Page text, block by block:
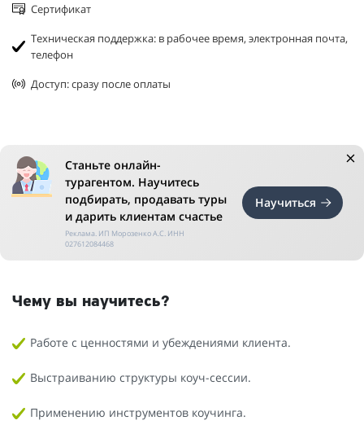
Сертификат
Техническая поддержка: в рабочее время, электронная почта,
телефон
Доступ: сразу после оплаты
Станьте онлайн-
турагентом. Научитесь
подбирать, продавать туры
и дарить клиентам счастье
Реклама. ИП Морозенко А.С. ИНН
027612084468
Научиться
Чему вы научитесь?
Работе с ценностями и убеждениями клиента.
Выстраиванию структуры коуч-сессии.
Применению инструментов коучинга.